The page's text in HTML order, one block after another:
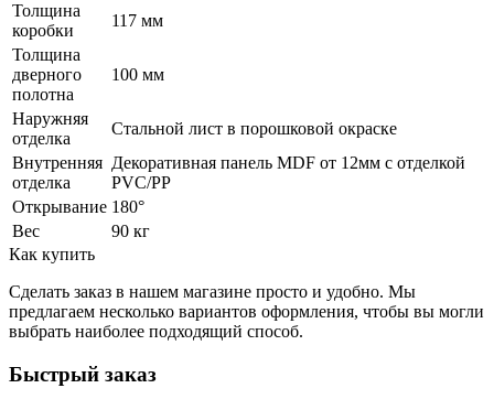
Толщина
коробки
117 мм
Толщина
дверного
полотна
100 мм
Наружняя
отделка
Стальной лист в порошковой окраске
Внутренняя
отделка
Декоративная панель MDF от 12мм с отделкой
PVC/PP
Открывание 180°
Вес
90 кг
Как купить
Сделать заказ в нашем магазине просто и удобно. Мы
предлагаем несколько вариантов оформления, чтобы вы могли
выбрать наиболее подходящий способ.
Быстрый заказ